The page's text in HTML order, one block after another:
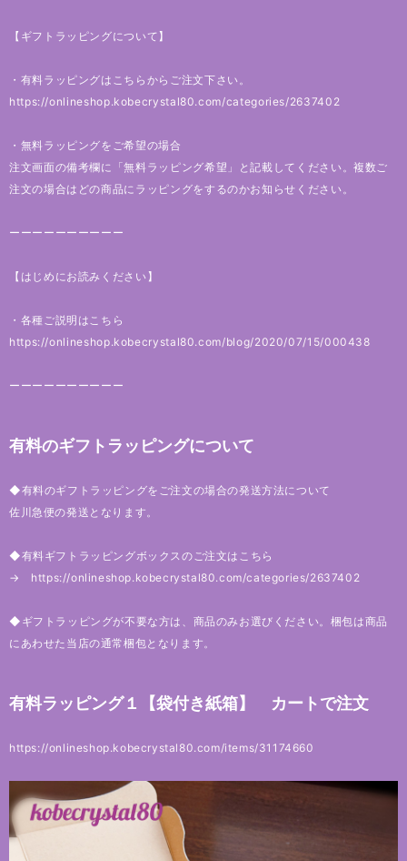
【ギフトラッピングについて】
・有料ラッピングはこちらからご注文下さい。
https://onlineshop.kobecrystal80.com/categories/2637402
・無料ラッピングをご希望の場合
注文画面の備考欄に「無料ラッピング希望」と記載してください。複数ご
注文の場合はどの商品にラッピングをするのかお知らせください。
ーーーーーーーーーー
【はじめにお読みください】
・各種ご説明はこちら
https://onlineshop.kobecrystal80.com/blog/2020/07/15/000438
ーーーーーーーーーー
有料のギフトラッピングについて
◆有料のギフトラッピングをご注文の場合の発送方法について
佐川急便の発送となります。
◆有料ギフトラッピングボックスのご注文はこちら
→ https://onlineshop.kobecrystal80.com/categories/2637402
◆ギフトラッピングが不要な方は、商品のみお選びください。梱包は商品
にあわせた当店の通常梱包となります。
有料ラッピング１【袋付き紙箱】 カートで注文
https://onlineshop.kobecrystal80.com/items/31174660